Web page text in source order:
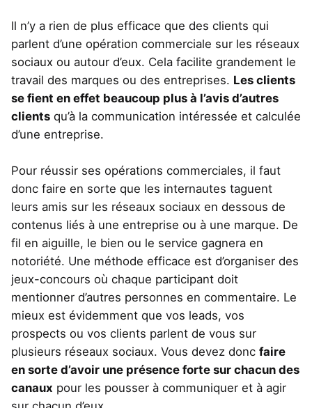
Il n’y a rien de plus efficace que des clients qui
parlent d’une opération commerciale sur les réseaux
sociaux ou autour d’eux. Cela facilite grandement le
travail des marques ou des entreprises. Les clients
se fient en effet beaucoup plus à l’avis d’autres
clients qu’à la communication intéressée et calculée
d’une entreprise.
Pour réussir ses opérations commerciales, il faut
donc faire en sorte que les internautes taguent
leurs amis sur les réseaux sociaux en dessous de
contenus liés à une entreprise ou à une marque. De
fil en aiguille, le bien ou le service gagnera en
notoriété. Une méthode efficace est d’organiser des
jeux-concours où chaque participant doit
mentionner d’autres personnes en commentaire. Le
mieux est évidemment que vos leads, vos
prospects ou vos clients parlent de vous sur
plusieurs réseaux sociaux. Vous devez donc faire
en sorte d’avoir une présence forte sur chacun des
canaux pour les pousser à communiquer et à agir